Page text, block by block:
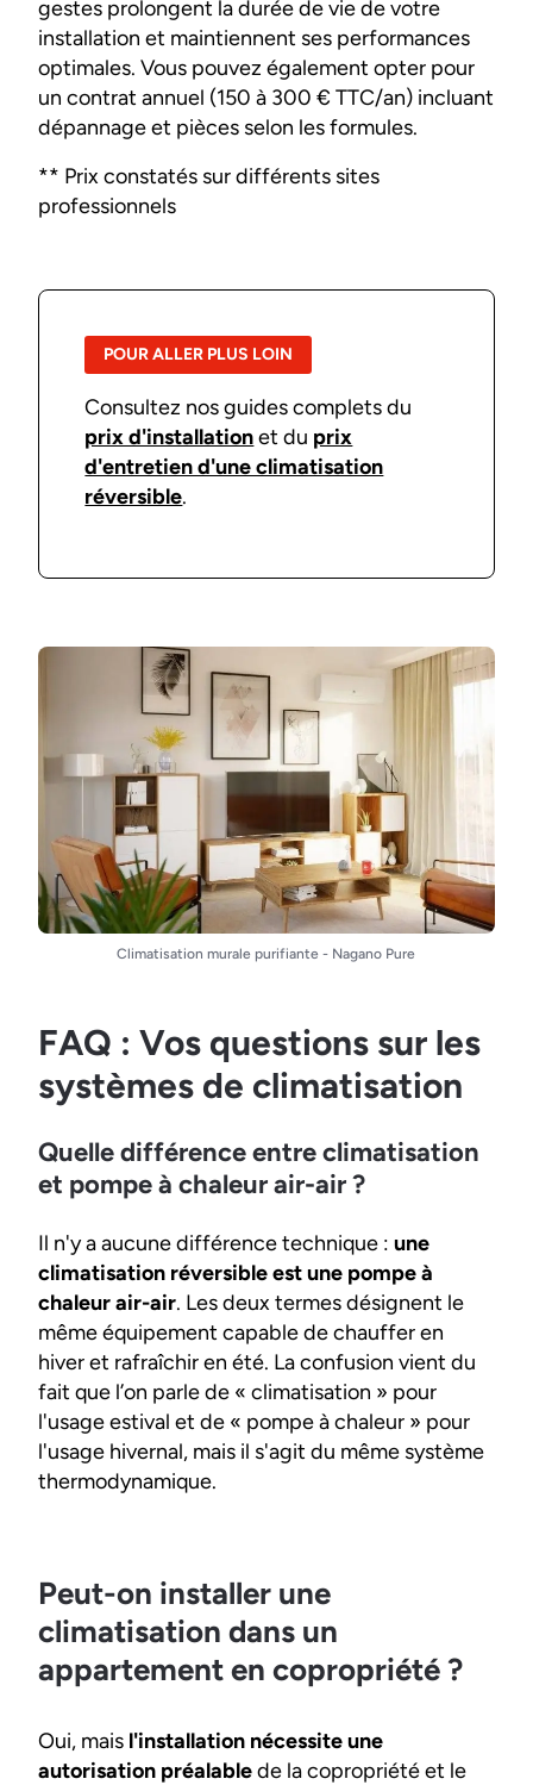
gestes prolongent la durée de vie de votre
installation et maintiennent ses performances
optimales. Vous pouvez également opter pour
un contrat annuel (150 à 300 € TTC/an) incluant
dépannage et pièces selon les formules.
** Prix constatés sur différents sites
professionnels
POUR ALLER PLUS LOIN
Consultez nos guides complets du
prix d'installationet du prix
d'entretien d'une climatisation
réversible.
Climatisation murale purifiante - Nagano Pure
FAQ : Vos questions sur les
systèmes de climatisation
Quelle différence entre climatisation
et pompe à chaleur air-air ?
Il n'y a aucune différence technique : une
climatisation réversible est une pompe à
chaleur air-air. Les deux termes désignent le
même équipement capable de chauffer en
hiver et rafraîchir en été. La confusion vient du
fait que l’on parle de « climatisation » pour
l'usage estival et de « pompe à chaleur » pour
l'usage hivernal, mais il s'agit du même système
thermodynamique.
Peut-on installer une
climatisation dans un
appartement en copropriété ?
Oui, mais l'installation nécessite une
autorisation préalablede la copropriété et le